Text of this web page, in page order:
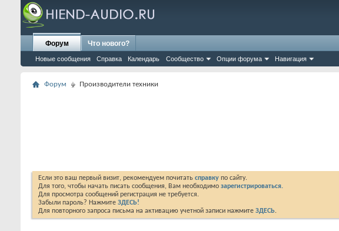
Форум
Новые сообщения Справка Календарь Сообщество Опции форума Навигация
Что нового?
Форум Производители техники
Если это ваш первый визит, рекомендуем почитать справку по сайту.
Для того, чтобы начать писать сообщения, Вам необходимо зарегистрироваться.
Для просмотра сообщений регистрация не требуется.
Забыли пароль? Нажмите ЗДЕСЬ!
Для повторного запроса письма на активацию учетной записи нажмите ЗДЕСЬ.